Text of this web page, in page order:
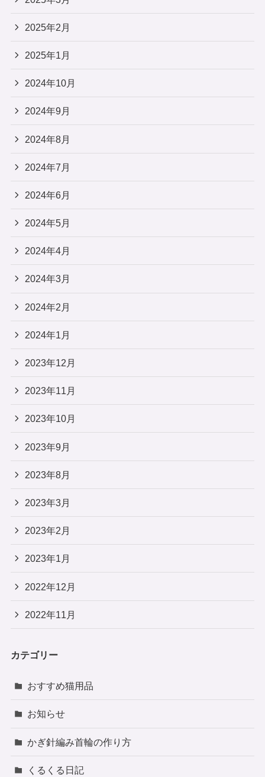
2025年2月
2025年1月
2024年10月
2024年9月
2024年8月
2024年7月
2024年6月
2024年5月
2024年4月
2024年3月
2024年2月
2024年1月
2023年12月
2023年11月
2023年10月
2023年9月
2023年8月
2023年3月
2023年2月
2023年1月
2022年12月
2022年11月
カテゴリー
おすすめ猫用品
お知らせ
かぎ針編み首輪の作り方
くるくる日記